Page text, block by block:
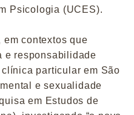
Psicologia (UCES).
contextos que
e responsabilidade
particular em São
e sexualidade
em Estudos de